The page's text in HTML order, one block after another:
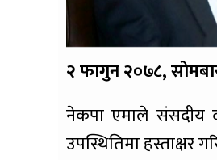
२ फागुन २०७८,
नेकपा एमाले संसदीय
उपस्थितिमा हस्ताक्षर